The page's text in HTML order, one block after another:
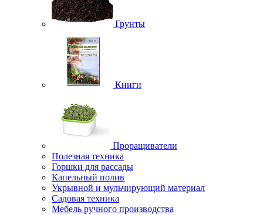
Грунты
Книги
Проращиватели
Полезная техника
Горшки для рассады
Капельный полив
Укрывной и мульчирующий материал
Садовая техника
Мебель ручного производства